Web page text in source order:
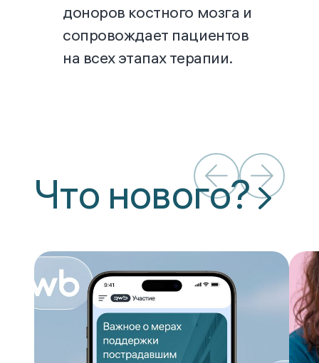
доноров костного мозга и
сопровождает пациентов
на всех этапах терапии.
Что нового?